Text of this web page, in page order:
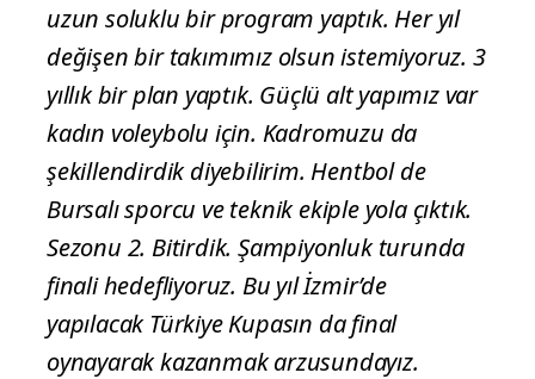
uzun soluklu bir program yaptık. Her yıl
değişen bir takımımız olsun istemiyoruz. 3
yıllık bir plan yaptık. Güçlü alt yapımız var
kadın voleybolu için. Kadromuzu da
şekillendirdik diyebilirim. Hentbol de
Bursalı sporcu ve teknik ekiple yola çıktık.
Sezonu 2. Bitirdik. Şampiyonluk turunda
finali hedefliyoruz. Bu yıl İzmir’de
yapılacak Türkiye Kupasın da final
oynayarak kazanmak arzusundayız.